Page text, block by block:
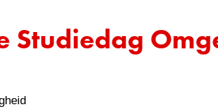
Studiedag
Bevat